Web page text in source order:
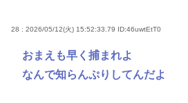
28 : 2026/05/12(火) 15:52:33.79 ID:46uwtEtT0
おまえも早く捕まれよ
なんで知らんぷりしてんだよ